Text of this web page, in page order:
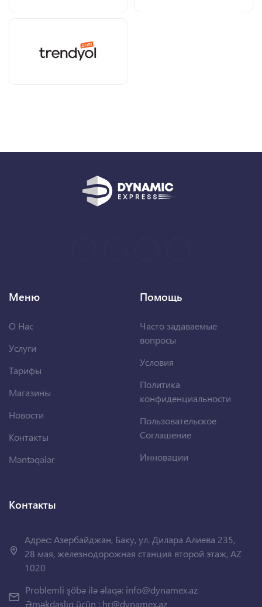
Меню
О Нас
Услуги
Тарифы
Магазины
Новости
Контакты
Məntəqələr
Помощь
Часто задаваемые
вопросы
Условия
Политика
конфиденциальности
Пользовательское
Соглашение
Инновации
Контакты
Адрес: Азербайджан, Баку, ул. Дилара Алиева 235,
28 мая, железнодорожная станция второй этаж, AZ
1020
Problemli şöbə ilə əlaqə: info@dynamex.az
Əməkdaşlıq üçün : hr@dynamex.az